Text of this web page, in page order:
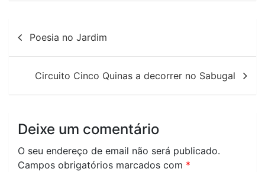
Navegação
de
artigos
Poesia no Jardim
Circuito Cinco Quinas a decorrer no Sabugal
Deixe um comentário
O seu endereço de email não será publicado.
Campos obrigatórios marcados com *